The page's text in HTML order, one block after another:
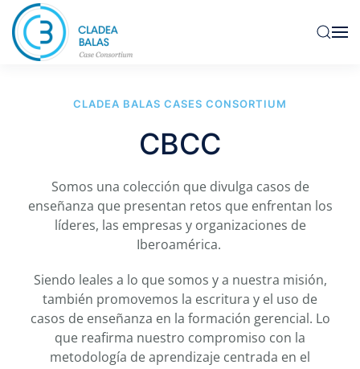
CLADEA BALAS CASES CONSORTIUM
CBCC
Somos una colección que divulga casos de
enseñanza que presentan retos que enfrentan los
líderes, las empresas y organizaciones de
Iberoamérica.
Siendo leales a lo que somos y a nuestra misión,
también promovemos la escritura y el uso de
casos de enseñanza en la formación gerencial. Lo
que reafirma nuestro compromiso con la
metodología de aprendizaje centrada en el